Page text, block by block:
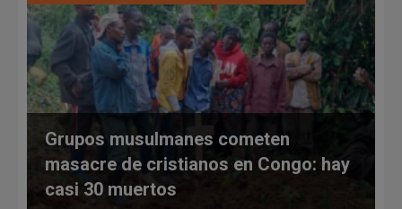
Grupos musulmanes cometen
masacre de cristianos en Congo: hay
casi 30 muertos